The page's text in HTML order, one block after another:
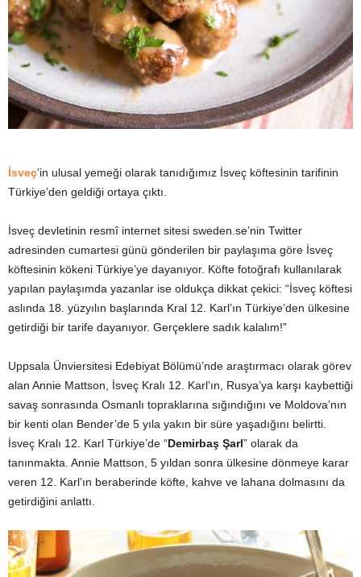
İsveç’in ulusal yemeği olarak tanıdığımız İsveç köftesinin tarifinin
Türkiye’den geldiği ortaya çıktı.
İsveç devletinin resmî internet sitesi sweden.se’nin Twitter
adresinden cumartesi günü gönderilen bir paylaşıma göre İsveç
köftesinin kökeni Türkiye’ye dayanıyor. Köfte fotoğrafı kullanılarak
yapılan paylaşımda yazanlar ise oldukça dikkat çekici: “İsveç köftesi
aslında 18. yüzyılın başlarında Kral 12. Karl’ın Türkiye’den ülkesine
getirdiği bir tarife dayanıyor. Gerçeklere sadık kalalım!”
Uppsala Ünviersitesi Edebiyat Bölümü’nde araştırmacı olarak görev
alan Annie Mattson, İsveç Kralı 12. Karl’ın, Rusya’ya karşı kaybettiği
savaş sonrasında Osmanlı topraklarına sığındığını ve Moldova’nın
bir kenti olan Bender’de 5 yıla yakın bir süre yaşadığını belirtti.
İsveç Kralı 12. Karl Türkiye’de “Demirbaş Şarl” olarak da
tanınmakta. Annie Mattson, 5 yıldan sonra ülkesine dönmeye karar
veren 12. Karl’ın beraberinde köfte, kahve ve lahana dolmasını da
getirdiğini anlattı.